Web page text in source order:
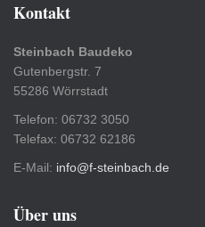
Kontakt
Steinbach Baudeko
Gutenbergstr. 7
55286 Wörrstadt
Telefon: 06732 3050
Telefax: 06732 62186
E-Mail: info@f-steinbach.de
Über uns